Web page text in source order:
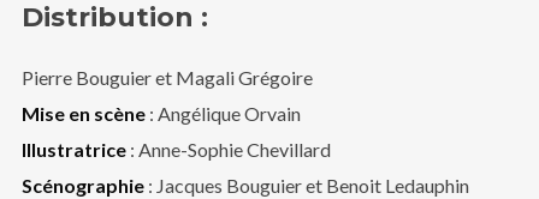
Distribution :
Pierre Bouguier et Magali Grégoire
Mise en scène: Angélique Orvain
Illustratrice: Anne-Sophie Chevillard
Scénographie: Jacques Bouguier et Benoit Ledauphin